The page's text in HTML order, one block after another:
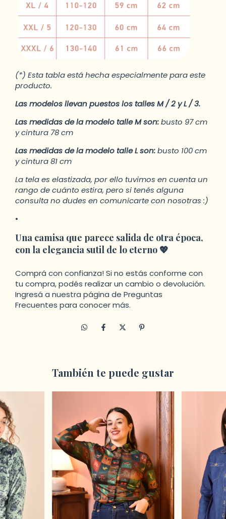
(*) Esta tabla está hecha especialmente para este
producto.
Las modelos llevan puestos los talles M / 2 y L / 3.
Las medidas de la modelo talle M son:busto 97 cm
y cintura 78 cm
Las medidas de la modelo talle L son:busto 100 cm
y cintura 81 cm
La tela es elastizada, por ello tuvimos en cuenta un
rango de cuánto estira, pero si tenés alguna
consulta no dudes en comunicarte con nosotras :)
•
Una camisa que parece salida de otra época,
con la elegancia sutil de lo eterno 💖
Comprá con confianza! Si no estás conforme con
tu compra, podés realizar un cambio o devolución.
Ingresá a nuestra página de Preguntas
Frecuentes para conocer más.
También te puede gustar